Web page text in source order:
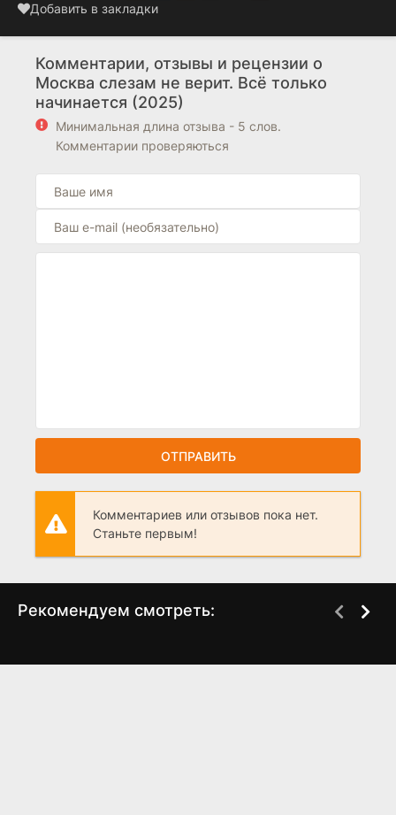
Добавить в закладки
Комментарии, отзывы и рецензии о
Москва слезам не верит. Всё только
начинается (2025)
Минимальная длина отзыва - 5 слов.
Комментарии проверяються
ОТПРАВИТЬ
Комментариев или отзывов пока нет.
Станьте первым!
Рекомендуем смотреть: